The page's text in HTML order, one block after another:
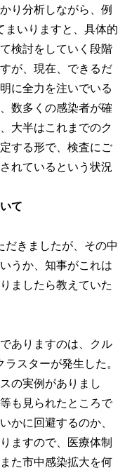
り分析しながら、例
まいりますと、具体的
検討をしていく段階
が、現在、できるだ
に全力を注いでいる
数多くの感染者が確
大半はこれまでのク
する形で、検査にご
れているという状況
て
だきましたが、その中
うか、知事がこれは
ましたら教えていた
ありますのは、クル
スターが発生した。
の実例がありまし
も見られたところで
かに回避するのか、
ますので、医療体制
た市中感染拡大を何